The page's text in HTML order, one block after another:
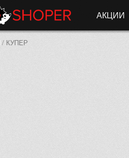
АКЦИИ
/ КУПЕР